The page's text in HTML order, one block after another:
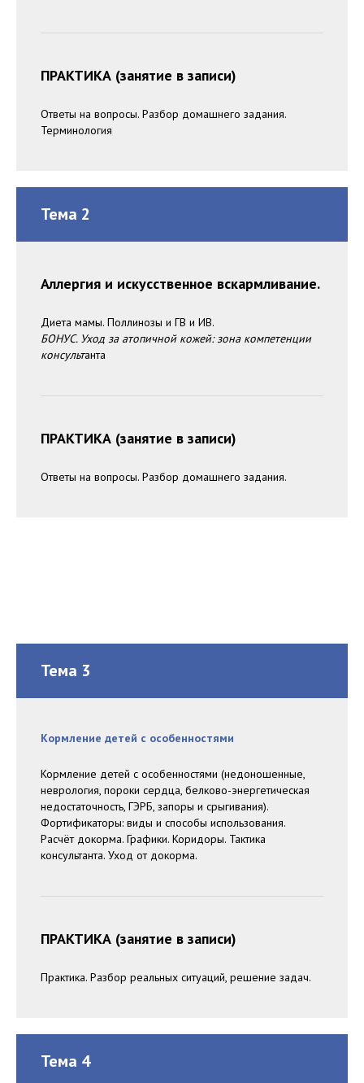
ПРАКТИКА (занятие в записи)
Ответы на вопросы. Разбор домашнего задания.
Терминология
Тема 2
Аллергия и искусственное вскармливание.
Диета мамы. Поллинозы и ГВ и ИВ.
БОНУС. Уход за атопичной кожей: зона компетенции
консультанта
ПРАКТИКА (занятие в записи)
Ответы на вопросы. Разбор домашнего задания.
Тема 3
Кормление детей с особенностями
Кормление детей с особенностями (недоношенные,
неврология, пороки сердца, белково-энергетическая
недостаточность, ГЭРБ, запоры и срыгивания).
Фортификаторы: виды и способы использования.
Расчёт докорма. Графики. Коридоры. Тактика
консультанта. Уход от докорма.
ПРАКТИКА (занятие в записи)
Практика. Разбор реальных ситуаций, решение задач.
Тема 4